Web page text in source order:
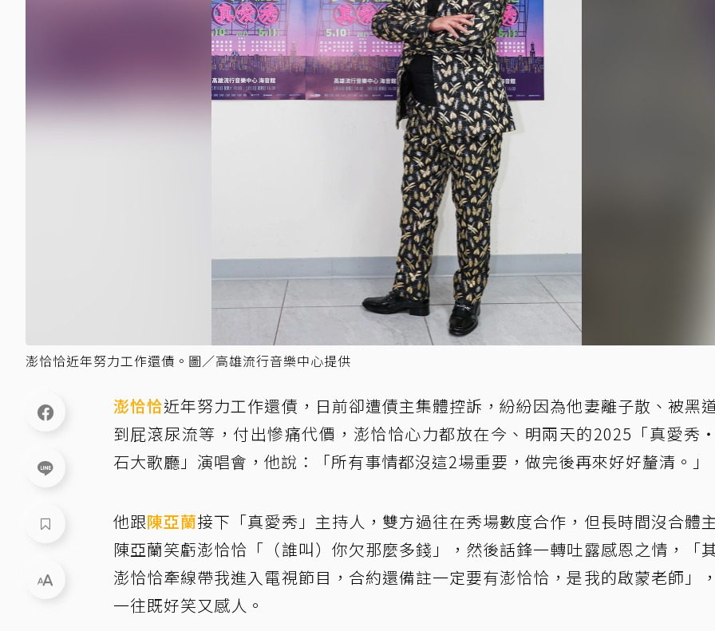
澎恰恰近年努力工作還債。圖／高雄流行音樂中心提供
澎恰恰近年努力工作還債，日前卻遭債主集體控訴，紛紛因為他妻離子散、被黑
到屁滾尿流等，付出慘痛代價，澎恰恰心力都放在今、明兩天的2025「真愛秀
石大歌廳」演唱會，他說：「所有事情都沒這2場重要，做完後再來好好釐清。」
他跟陳亞蘭接下「真愛秀」主持人，雙方過往在秀場數度合作，但長時間沒合體
陳亞蘭笑虧澎恰恰「（誰叫）你欠那麼多錢」，然後話鋒一轉吐露感恩之情，「
澎恰恰牽線帶我進入電視節目，合約還備註一定要有澎恰恰，是我的啟蒙老師」
一往既好笑又感人。